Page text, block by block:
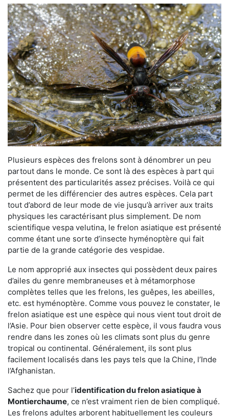
Plusieurs espèces des frelons sont à dénombrer un peu
partout dans le monde. Ce sont là des espèces à part qui
présentent des particularités assez précises. Voilà ce qui
permet de les différencier des autres espèces. Cela part
tout d’abord de leur mode de vie jusqu’à arriver aux traits
physiques les caractérisant plus simplement. De nom
scientifique vespa velutina, le frelon asiatique est présenté
comme étant une sorte d’insecte hyménoptère qui fait
partie de la grande catégorie des vespidae.
Le nom approprié aux insectes qui possèdent deux paires
d’ailes du genre membraneuses et à métamorphose
complètes telles que les frelons, les guêpes, les abeilles,
etc. est hyménoptère. Comme vous pouvez le constater, le
frelon asiatique est une espèce qui nous vient tout droit de
l’Asie. Pour bien observer cette espèce, il vous faudra vous
rendre dans les zones où les climats sont plus du genre
tropical ou continental. Généralement, ils sont plus
facilement localisés dans les pays tels que la Chine, l’Inde
l’Afghanistan.
Sachez que pour l’identification du frelon asiatiqueà
Montierchaume, ce n’est vraiment rien de bien compliqué.
Les frelons adultes arborent habituellement les couleurs